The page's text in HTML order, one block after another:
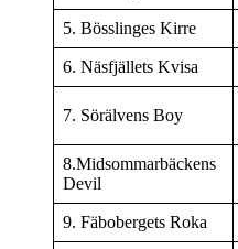
5. Bösslinges Kirre
6. Näsfjällets Kvisa
7. Sörälvens Boy
8.Midsommarbäckens
Devil
9. Fäbobergets Roka